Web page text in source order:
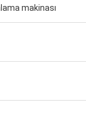
makinası